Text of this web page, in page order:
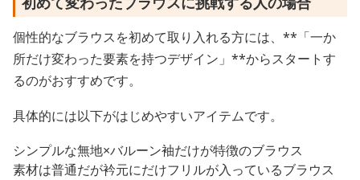
個性的なブラウスを初めて取り入れる方には、**「一か
所だけ変わった要素を持つデザイン」**からスタートす
るのがおすすめです。
具体的には以下がはじめやすいアイテムです。
シンプルな無地×バルーン袖だけが特徴のブラウス
素材は普通だが衿元にだけフリルが入っているブラウス